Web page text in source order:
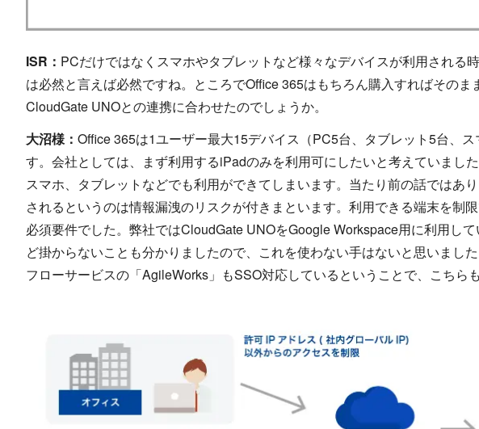
ISR： PCだけではなくスマホやタブレットなど様々なデバイスが利用される
は必然と言えば必然ですね。ところでOffice 365はもちろん購入すればその
CloudGate UNOとの連携に合わせたのでしょうか。
大沼様： Office 365は1ユーザー最大15デバイス（PC5台、タブレット5台、
す。会社としては、まず利用するiPadのみを利用可にしたいと考えていまし
スマホ、タブレットなどでも利用ができてしまいます。当たり前の話ではあ
されるというのは情報漏洩のリスクが付きまといます。利用できる端末を制
必須要件でした。弊社ではCloudGate UNOをGoogle Workspace用に利用し
ど掛からないことも分かりましたので、これを使わない手はないと思いまし
フローサービスの「AgileWorks」もSSO対応しているということで、こちら